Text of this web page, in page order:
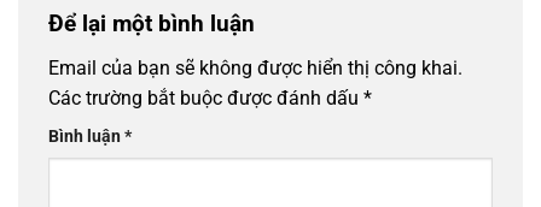
Để lại một bình luận
Email của bạn sẽ không được hiển thị công khai.
Các trường bắt buộc được đánh dấu *
Bình luận*